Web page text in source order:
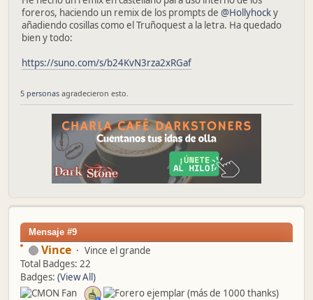
foreros, haciendo un remix de los prompts de @Hollyhocky
añadiendo cosillas como el Truñoquest a la letra. Ha quedado
bien y todo:
https://suno.com/s/b24KvN3rza2xRGaf
5 personas agradecieron esto.
Mensaje #9
Vince
Vince el grande
Total Badges: 22
Badges: (View All)